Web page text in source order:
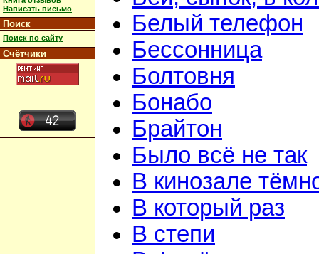
Написать письмо
Поиск
Поиск по сайту
Счётчики
Белый телефон
Бессонница
Болтовня
Бонабо
Брайтон
Было всё не так
В кинозале
В который раз
В степи